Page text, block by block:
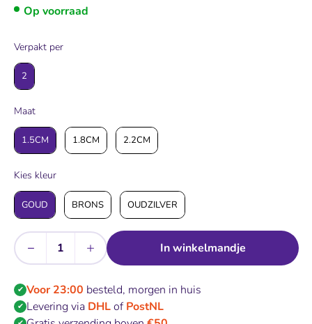
Op voorraad
Verpakt perVerpakt per
2
MaatMaat
1.5CM 1.8CM 2.2CM
Kies kleurKies kleur
GOUD BRONS OUDZILVER
Aantal
− + In winkelmandje
✔ Voor 23:00 besteld, morgen in huis
✔ Levering via DHLofPostNL